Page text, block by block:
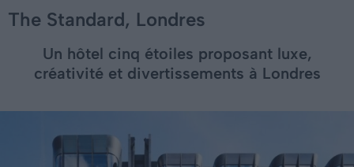
The Standard, Londres
Un hôtel cinq étoiles proposant luxe,
créativité et divertissements à Londres